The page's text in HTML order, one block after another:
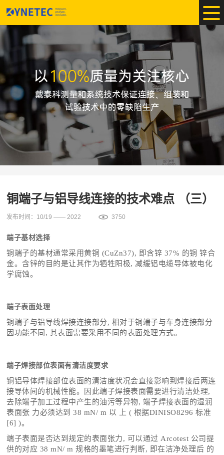
铜端子与铝导线连接的技术难点 （三）
发布时间：10/19 —— 2022 3750
端子基材选择
铜端子的基材通常采用黄铜 (CuZn37), 即含锌 37% 的铜 锌合
金。含锌的目的是让其作为牺牲阳极, 减缓铝电缆导体被电化
学腐蚀。
端子表面处理
铜端子与铝导线焊接连接部分, 相对于铜端子与车身连接部分
因功能不同, 其表面需要采用不同的表面处理方式。
端子焊接部位表面有清洁度要求
铜铝导体焊接部位表面的清洁度状况会直接影响到焊接后两连
接导体间的机械性能。因此端子焊接表面需要进行清洁处理,
去除端子加工过程中产生的油污等异物, 端子焊接表面的湿润
表面张 力必须达到 38 mN/ m 以 上 ( 根据DINISO8296 标准
[6] )。
端子表面是否达到规定的表面张力, 可以通过 Arcotest 公司提
供的对应 38 mN/ m 规格的墨笔进行判断, 即在洁净处理后 的